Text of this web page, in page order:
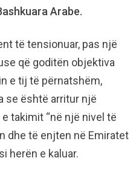
Arabe.
të tensionuar, pas një
që goditën objektiva
e tij të përnatshëm,
se është arritur një
takimit “në një nivel të
dhe të enjten në Emiratet
herën e kaluar.